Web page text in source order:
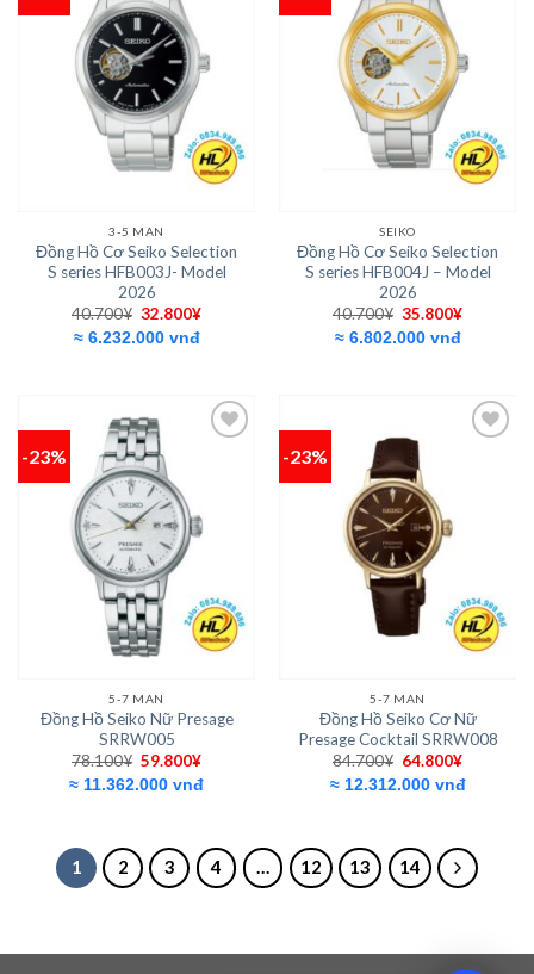
wishlist
3-5 MAN
Đồng Hồ Cơ Seiko Selection
S series HFB003J- Model
2026
40.700¥ Giá
gốc
là:
32.800¥Giá
≈ 6.232.000 vnđ
wishlist
SEIKO
Đồng Hồ Cơ Seiko Selection
S series HFB004J – Model
2026
40.700¥ Giá
gốc
là:
35.800¥Giá
≈ 6.802.000 vnđ
-23%
wishlist
5-7 MAN
Đồng Hồ Seiko Nữ Presage
SRRW005
78.100¥ Giá
gốc
là:
59.800¥Giá
hiện
tại
≈ 11.362.000 vnđ
-23%
5-7 MAN
Đồng Hồ Seiko Cơ Nữ
Presage Cocktail SRRW008
84.700¥ Giá
gốc
là:
64.800¥Giá
hiện
tại
≈ 12.312.000 vnđ
1 2 3 4 … 12 13 14